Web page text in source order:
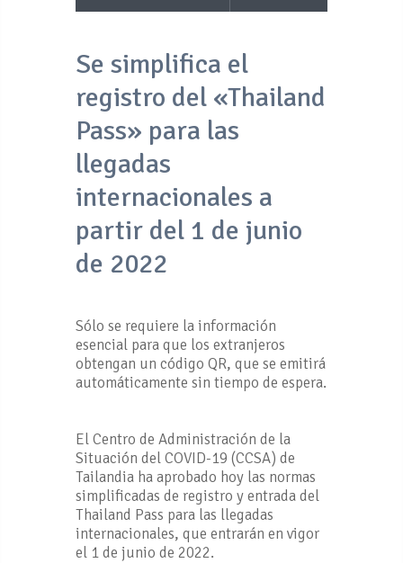
Se simplifica el
registro del «Thailand
Pass» para las
llegadas
internacionales a
partir del 1 de junio
de 2022
Sólo se requiere la información
esencial para que los extranjeros
obtengan un código QR, que se emitirá
automáticamente sin tiempo de espera.
El Centro de Administración de la
Situación del COVID-19 (CCSA) de
Tailandia ha aprobado hoy las normas
simplificadas de registro y entrada del
Thailand Pass para las llegadas
internacionales, que entrarán en vigor
el 1 de junio de 2022.